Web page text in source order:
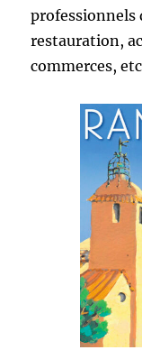
professionnels
restauration,
commerces,